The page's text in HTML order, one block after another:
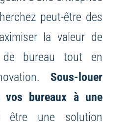
peut-être des
la valeur de
de bureau tout en
Sous-louer
bureaux à une
être une solution